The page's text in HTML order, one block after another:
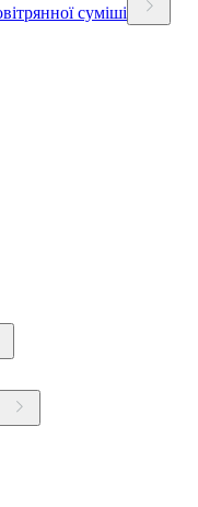
суміші